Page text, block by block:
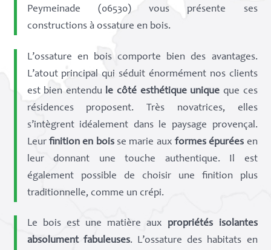
Peymeinade (06530) vous présente ses
constructions à ossature en bois.
L’ossature en bois comporte bien des avantages.
L’atout principal qui séduit énormément nos clients
est bien entendu le côté esthétique unique que ces
résidences proposent. Très novatrices, elles
s’intègrent idéalement dans le paysage provençal.
Leur finition en bois se marie aux formes épurées en
leur donnant une touche authentique. Il est
également possible de choisir une finition plus
traditionnelle, comme un crépi.
Le bois est une matière aux propriétés isolantes
absolument fabuleuses. L’ossature des habitats en